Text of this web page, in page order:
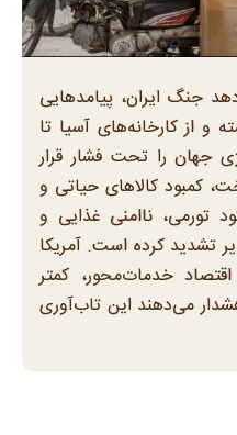
جنگ ایران، پیامدهایی
و از کارخانه‌های آسیا تا
جهان را تحت فشار قرار
کمبود کالاهای حیاتی و
تورمی، ناامنی غذایی و
تشدید کرده است. آمریکا
خدمات‌محور، کمتر
می‌دهند این تاب‌آوری